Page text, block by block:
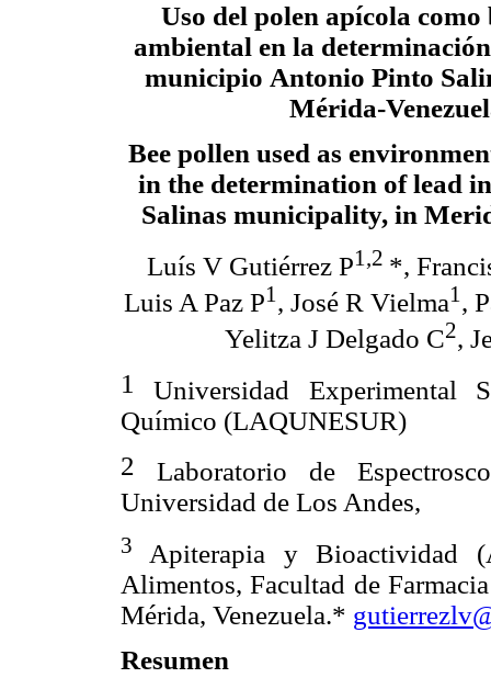
Uso del polen apícola
ambiental en la
municipio Antonio Pinto
Mérida-
Bee pollen used as
in the determination of lead
Salinas municipality, in
Luís V Gutiérrez P1,2 *,
Luis A Paz P1 , José R Vielma1 ,
Yelitza J Delgado C2,
1
Universidad Experimental
Químico (LAQUNESUR)
2 Laboratorio de
Universidad de Los Andes,
3 Apiterapia y Bioactividad
Alimentos, Facultad de
Mérida, Venezuela.*
Resumen